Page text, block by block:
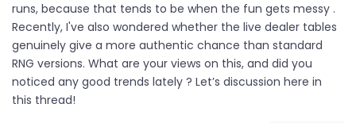
runs, because that tends to be when the fun gets messy .
Recently, I've also wondered whether the live dealer tables
genuinely give a more authentic chance than standard
RNG versions. What are your views on this, and did you
noticed any good trends lately ? Let’s discussion here in
this thread!